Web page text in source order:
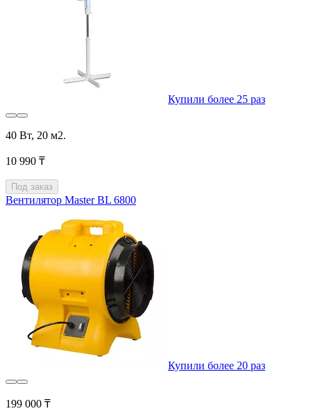
Купили более 25 раз
40 Вт, 20 м2.
10 990 ₸
Под заказ
Вентилятор Master BL 6800
Купили более 20 раз
199 000 ₸